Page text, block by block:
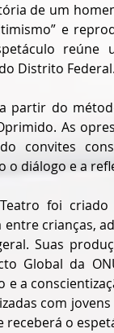
de um
e
Distrito
partir do
As
convites
o diálogo e a
foi
crianças,
Suas
Global da
a
com
receberá o